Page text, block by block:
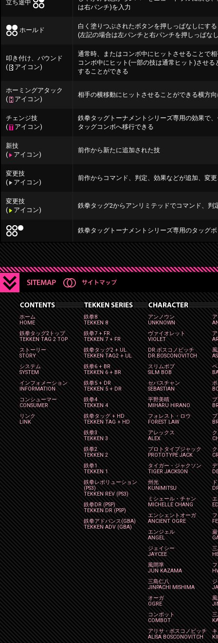
立ち途中
は右パンチ)を入力
ホールド
白く塗りつぶされたボタンを押しっぱなしにする
(左記の場合は左パンチと右パンチを押しっぱな
叩き付け、バウンド
(
アイコン)
通常時、またはコンボ中にヒットさせることで
コンボ中にヒット(一部の技は通常ヒット)させ
することができる
ホーミングアタック
(
アイコン)
相手の横移動にヒットさせることができる横方
チェンジ技
(
アイコン)
鉄拳タッグトーナメントシリーズ専用の効果で
タッグコンボへ移行できる
新技
(
アイコン)
前作から新たに追加された技
変更技
(
アイコン)
前作からコマンド、判定、効果などが追加、変
変更技
(
アイコン)
鉄拳タッグ2からアンリミテッドでコマンド、判
鉄拳タッグトーナメントシリーズ専用のタッグ
ホーム
HOME
鉄拳タッグ2トップ
TEKKEN TAG 2 TOP
ストーリー
STORY
システム
SYSTEM
インフォメーション
INFORMATION
コンシューマー
CONSUMER
リンク
LINK
鉄拳8
TEKKEN 8
鉄拳7 + FR
TEKKEN 7 + FR
鉄拳タッグ2 + UL
TEKKEN TAG2 + UL
鉄拳6 + BR
TEKKEN 6 + BR
鉄拳5 + DR
TEKKEN 5 + DR
鉄拳4
TEKKEN 4
鉄拳タッグ + HD
TEKKEN TAG + HD
鉄拳3
TEKKEN 3
鉄拳2
TEKKEN 2
鉄拳1
TEKKEN 1
鉄拳レボリューション
(PS3)
TEKKEN REV (PS3)
鉄拳DR (PSP)
TEKKEN DR (PSP)
鉄拳アドバンス(GBA)
TEKKEN ADV (GBA)
アンノウン
UNKNOWN
ヴァイオレット
VIOLET
DR.ボスコノビッチ
DR.BOSCONOVITCH
スリムボブ
SILM BOB
セバスチャン
SEBASTIAN
平野美晴
MIHARU HIRANO
フォレスト・ロウ
FOREST LAW
アレックス
ALEX
プロトタイプジャック
PROTOTYPE JACK
タイガー・ジャクソン
TIGER JACKSON
州光
KUNIMITSU
ミシェール・チャン
MICHELLE CHANG
エンシェントオーガ
ANCIENT OGRE
エンジェル
ANGEL
ジェイシー
JAYCEE
風間準
JUN KAZAMA
三島仁八
JINPACHI MISHIMA
オーガ
OGRE
コンボット
COMBOT
アリサ・ボスコノビッチ
ALISA BOSCONOVITCH